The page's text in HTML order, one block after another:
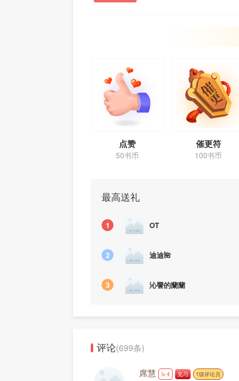
点赞
50书币
催更符
100书币
最高送礼
1 OT
2 迪迪🌺
3 沁謦的蘭蘭
评论(699条)
席慧 lv.4 见习 1级评论员